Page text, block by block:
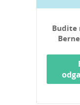
Budite